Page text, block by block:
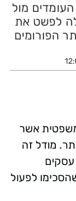
מול
לפשט את
הפורומים
אשר
מודל זה
עסקים
לפעול